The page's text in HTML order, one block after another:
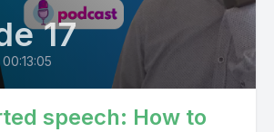
17
00:13:05
speech: How to